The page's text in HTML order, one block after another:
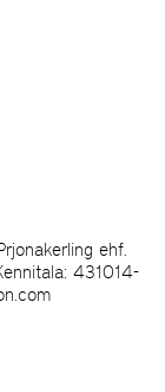
ehf.
431014-